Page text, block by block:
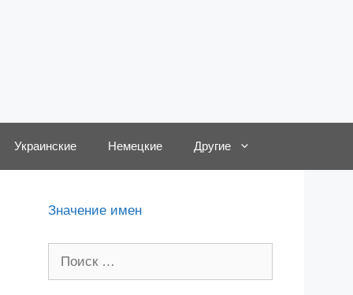
Украинские Немецкие Другие
Значение имен